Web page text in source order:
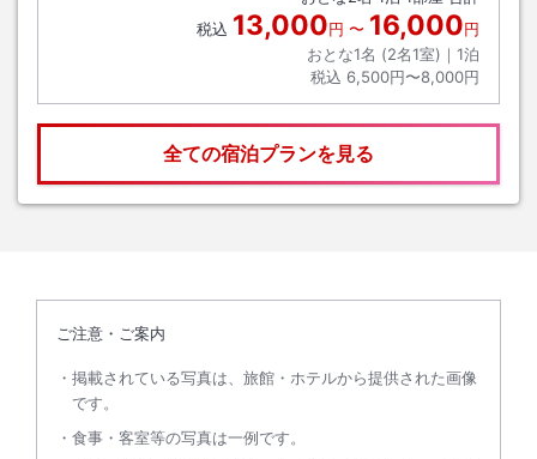
税込 13,000円 〜 16,000円
おとな1名 (2名1室)｜ 1泊
税込 6,500円〜8,000円
全ての宿泊プランを見る
ご注意・ご案内
掲載されている写真は、旅館・ホテルから提供された画像
です。
食事・客室等の写真は一例です。